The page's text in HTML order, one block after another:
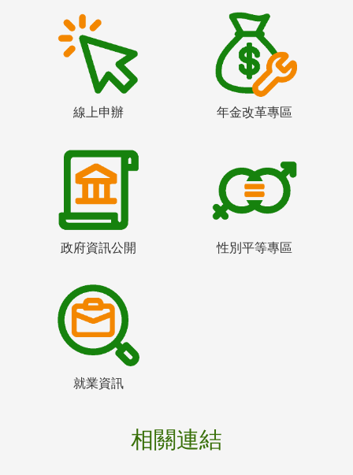
線上申辦 年金改革專區
政府資訊公開 性別平等專區
就業資訊
相關連結